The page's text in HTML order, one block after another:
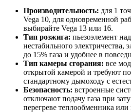
Производительность: для 1
Vega 10, для одновременной
выбирайте Vega 13 или 16.
Тип розжига: пьезоэлемент
нестабильного
до 15% газа и удобнее в
Тип камеры сгорания: все
открытой камерой и требуют
стандартному дымоходу с
Безопасность: встроенные
отключают подачу газа при
перегреве теплообменника или